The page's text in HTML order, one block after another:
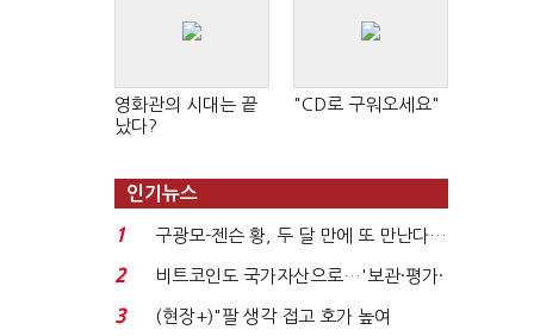
영화관의 시대는 끝
났다?
"CD로 구워오세요"
인기뉴스
1
구광모-젠슨 황, 두 달 만에 또 만난다…
로봇·AI 등 논...
2
비트코인도 국가자산으로…'보관·평가·
처분' 기준은 ...
3
(현장+)"팔 생각 접고 호가 높여